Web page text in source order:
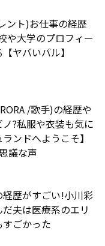
ント)お仕事の経歴
や大学のプロフィー
ヤバいバル】
/歌手)の経歴や
?私服や衣装も気に
ンドへようこそ】
議な声
経歴がすごい!小川彩
夫は医療系のエリ
ごかった